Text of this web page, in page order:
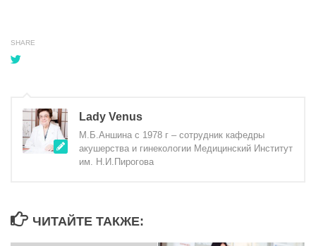
SHARE
Lady Venus
М.Б.Аншина с 1978 г – сотрудник кафедры
акушерства и гинекологии Медицинский Институт
им. Н.И.Пирогова
ЧИТАЙТЕ ТАКЖЕ: